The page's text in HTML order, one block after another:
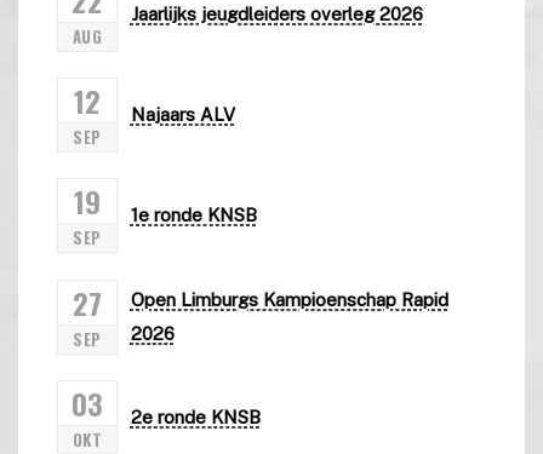
AUG
Jaarlijks jeugdleiders overleg 2026
12
SEP
Najaars ALV
19
SEP
1e ronde KNSB
27
SEP
Open Limburgs Kampioenschap Rapid
2026
03
OKT
2e ronde KNSB